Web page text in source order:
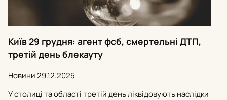
Київ 29 грудня: агент фсб, смертельні ДТП,
третій день блекауту
Новини29.12.2025
У столиці та області третій день ліквідовують наслідки